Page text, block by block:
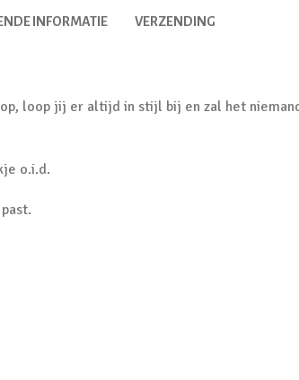
INFORMATIE VERZENDING
loop jij er altijd in stijl bij en zal het
o.i.d.